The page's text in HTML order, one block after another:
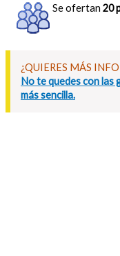
Se ofertan 20
¿QUIERES MÁS
No te quedes con las
más sencilla.